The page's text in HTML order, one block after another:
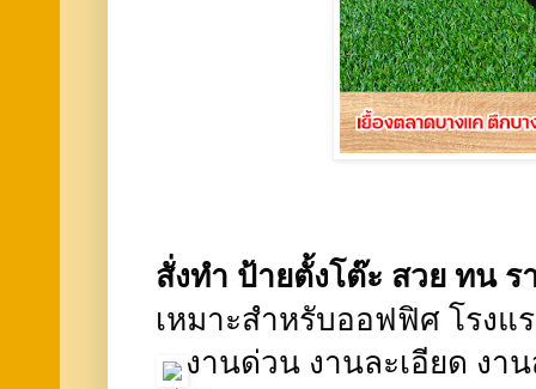
สั่งทำ ป้ายตั้งโต๊ะ สวย ทน ร
เหมาะสำหรับออฟฟิศ โรงแ
งานด่วน งานละเอียด งา